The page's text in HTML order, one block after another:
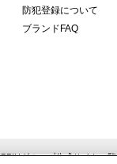
防犯登録について
ブランドFAQ
PPIHグループ公式サイト一覧